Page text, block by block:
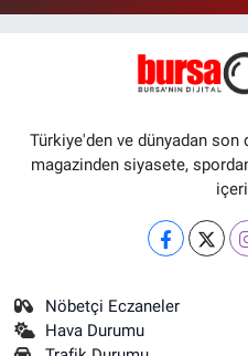
Türkiye'den ve dünyadan son
magazinden siyasete,
Nöbetçi Eczaneler
Hava Durumu